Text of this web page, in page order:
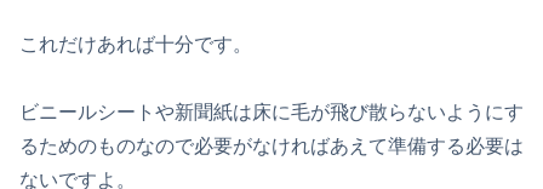
これだけあれば十分です。
ビニールシートや新聞紙は床に毛が飛び散らないようにす
るためのものなので必要がなければあえて準備する必要は
ないですよ。